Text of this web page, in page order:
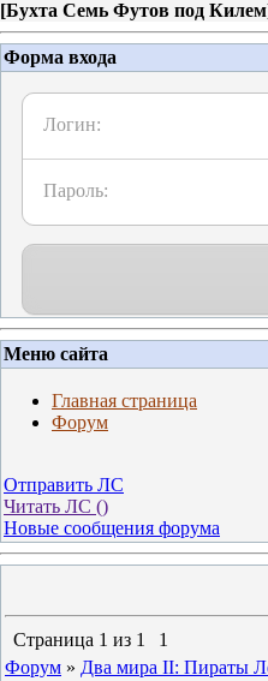
[Бухта Семь Футов под Килем
Форма входа
Логин:
Пароль:
Меню сайта
Главная страница
Форум
Отправить ЛС
Читать ЛС ()
Новые сообщения форума
Страница 1 из 1
1
Форум » Два мира II: Пираты